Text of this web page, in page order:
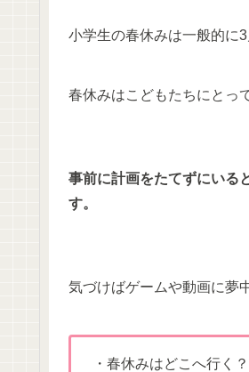
小学生の春休みは一般的に
春休みはこどもたちにとっ
事前に計画をたてずにいる
す。
気づけばゲームや動画に夢
・春休みはどこへ行く？